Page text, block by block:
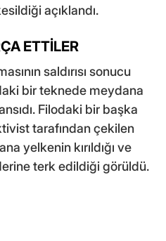
açıklandı.
ETTİLER
saldırısı sonucu
bir teknede meydana
Filodaki bir başka
tarafından çekilen
yelkenin kırıldığı ve
terk edildiği görüldü.